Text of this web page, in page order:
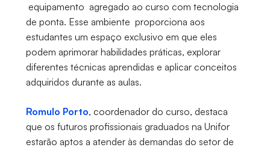
equipamento agregado ao curso com tecnologia
de ponta. Esse ambiente proporciona aos
estudantes um espaço exclusivo em que eles
podem aprimorar habilidades práticas, explorar
diferentes técnicas aprendidas e aplicar conceitos
adquiridos durante as aulas.
Romulo Porto, coordenador do curso, destaca
que os futuros profissionais graduados na Unifor
estarão aptos a atender às demandas do setor de